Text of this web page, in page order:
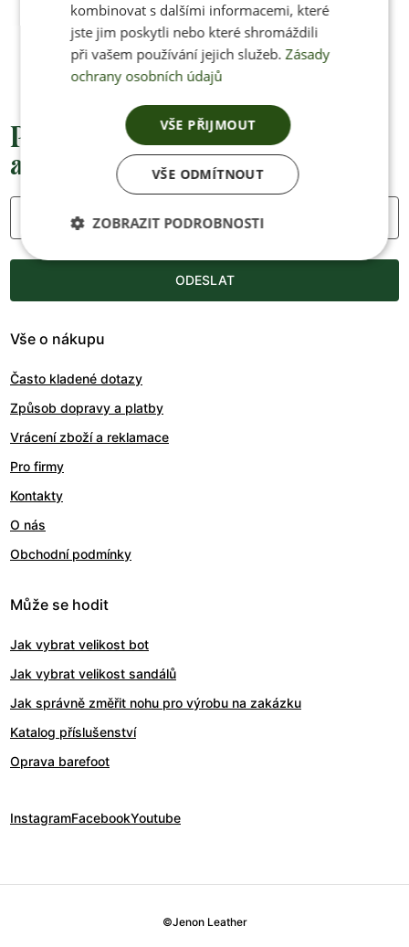
+420 770 669 100
info@jenonleather.cz
Přednostní informace o soutěžích,
akcích a novinkách
Váš e-mail
ODESLAT
Vše o nákupu
Často kladené dotazy
Způsob dopravy a platby
Vrácení zboží a reklamace
Pro firmy
Kontakty
O nás
Obchodní podmínky
Může se hodit
Jak vybrat velikost bot
Jak vybrat velikost sandálů
Jak správně změřit nohu pro výrobu na zakázku
Katalog příslušenství
Oprava barefoot
InstagramFacebookYoutube
©Jenon Leather
kombinovat s dalšími informacemi, které
jste jim poskytli nebo které shromáždili
při vašem používání jejich služeb. Zásady
ochrany osobních údajů
VŠE PŘIJMOUT
VŠE ODMÍTNOUT
ZOBRAZIT PODROBNOSTI